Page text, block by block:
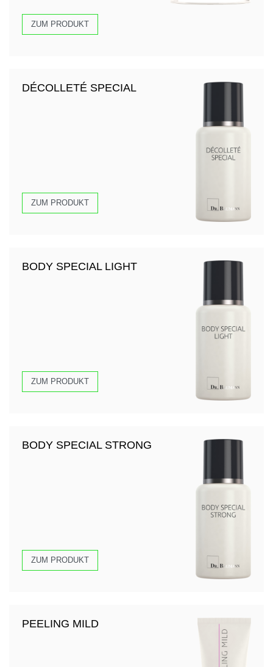
ZUM PRODUKT
DÉCOLLETÉ SPECIAL
ZUM PRODUKT
BODY SPECIAL LIGHT
ZUM PRODUKT
BODY SPECIAL STRONG
ZUM PRODUKT
PEELING MILD